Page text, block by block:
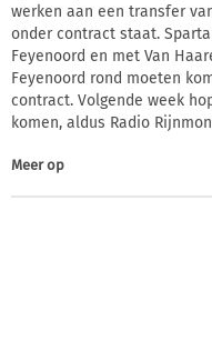
werken aan een transfer
onder contract staat.
Feyenoord en met Van
Feyenoord rond moeten
contract. Volgende week
komen, aldus Radio
Meer op